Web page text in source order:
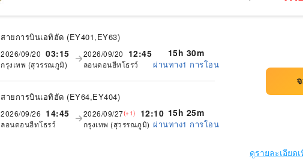
สายการบินเอทิฮัด (EY401,EY63)
2026/09/20 03:15
กรุงเทพ (สุวรรณภูมิ)
2026/09/20 12:45
ลอนดอนฮีทโธรว์
15h 30m
ผ่านทาง1 การโอน
สายการบินเอทิฮัด (EY64,EY404)
2026/09/26 14:45
ลอนดอนฮีทโธรว์
2026/09/27(+1) 12:10
กรุงเทพ (สุวรรณภูมิ)
15h 25m
ผ่านทาง1 การโอน
ดูรายละเอียด